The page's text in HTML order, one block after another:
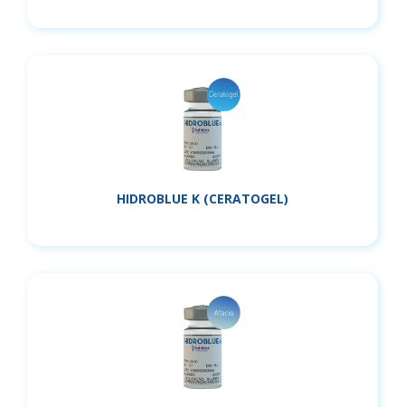
HIDROBLUE K (CERATOGEL)